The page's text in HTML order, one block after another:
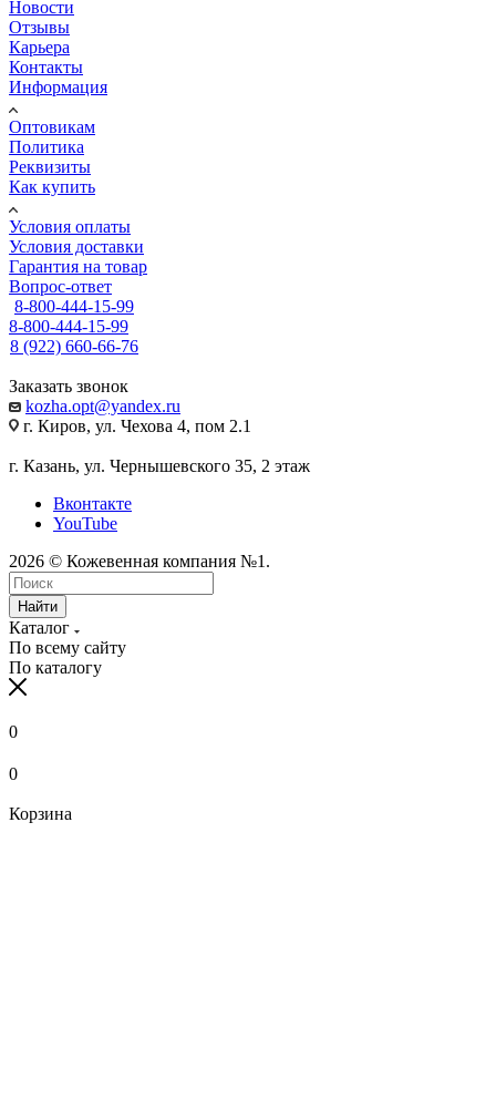
Новости
Отзывы
Карьера
Контакты
Информация
Оптовикам
Политика
Реквизиты
Как купить
Условия оплаты
Условия доставки
Гарантия на товар
Вопрос-ответ
8-800-444-15-99
8-800-444-15-99
8 (922) 660-66-76
Заказать звонок
kozha.opt@yandex.ru
г. Киров, ул. Чехова 4, пом 2.1
г. Казань, ул. Чернышевского 35, 2 этаж
Вконтакте
YouTube
2026 © Кожевенная компания №1.
Найти
Каталог
По всему сайту
По каталогу
0
0
Корзина